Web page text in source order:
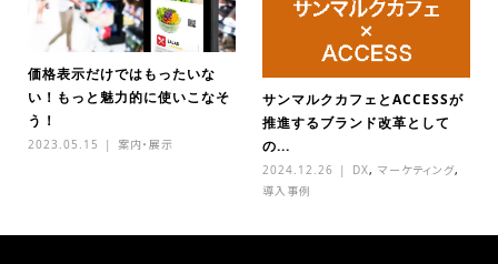
価格表示だけではもったいな
い！もっと魅力的に使いこなそ
う！
2023.05.15 案内・展示
サンマルクカフェとACCESSが
推進するブランド改革として
の...
2024.12.26 DX,マーケティング,
導入事例